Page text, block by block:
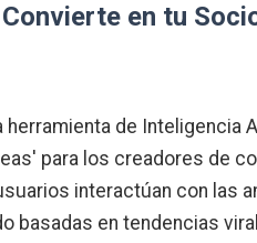
en tu
de Inteligencia
para los creadores de
interactúan con las
basadas en tendencias